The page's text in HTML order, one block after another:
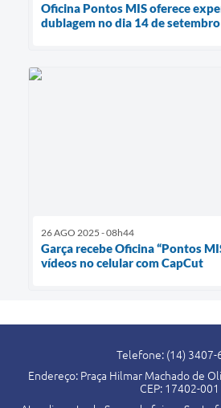
Oficina Pontos MIS oferece
dublagem no dia 14 de setembro
26 AGO 2025 - 08h44
Garça recebe Oficina “Pontos
vídeos no celular com CapCut
Telefone: (14) 3407-
Endereço: Praça Hilmar Machado de
CEP: 17402-001